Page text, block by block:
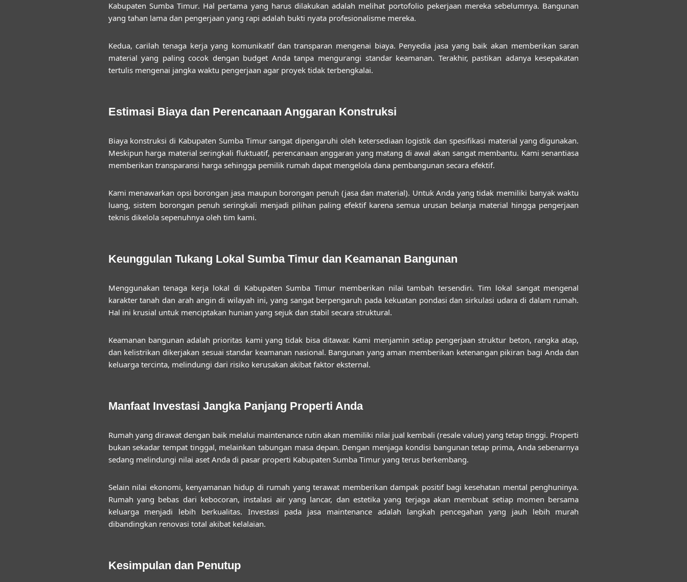
Kabupaten Sumba Timur. Hal pertama yang harus dilakukan adalah melihat portofolio pekerjaan mereka sebelumnya. Bangunan
yang tahan lama dan pengerjaan yang rapi adalah bukti nyata profesionalisme mereka.
Kedua, carilah tenaga kerja yang komunikatif dan transparan mengenai biaya. Penyedia jasa yang baik akan memberikan saran
material yang paling cocok dengan budget Anda tanpa mengurangi standar keamanan. Terakhir, pastikan adanya kesepakatan
tertulis mengenai jangka waktu pengerjaan agar proyek tidak terbengkalai.
Estimasi Biaya dan Perencanaan Anggaran Konstruksi
Biaya konstruksi di Kabupaten Sumba Timur sangat dipengaruhi oleh ketersediaan logistik dan spesifikasi material yang digunakan.
Meskipun harga material seringkali fluktuatif, perencanaan anggaran yang matang di awal akan sangat membantu. Kami senantiasa
memberikan transparansi harga sehingga pemilik rumah dapat mengelola dana pembangunan secara efektif.
Kami menawarkan opsi borongan jasa maupun borongan penuh (jasa dan material). Untuk Anda yang tidak memiliki banyak waktu
luang, sistem borongan penuh seringkali menjadi pilihan paling efektif karena semua urusan belanja material hingga pengerjaan
teknis dikelola sepenuhnya oleh tim kami.
Keunggulan Tukang Lokal Sumba Timur dan Keamanan Bangunan
Menggunakan tenaga kerja lokal di Kabupaten Sumba Timur memberikan nilai tambah tersendiri. Tim lokal sangat mengenal
karakter tanah dan arah angin di wilayah ini, yang sangat berpengaruh pada kekuatan pondasi dan sirkulasi udara di dalam rumah.
Hal ini krusial untuk menciptakan hunian yang sejuk dan stabil secara struktural.
Keamanan bangunan adalah prioritas kami yang tidak bisa ditawar. Kami menjamin setiap pengerjaan struktur beton, rangka atap,
dan kelistrikan dikerjakan sesuai standar keamanan nasional. Bangunan yang aman memberikan ketenangan pikiran bagi Anda dan
keluarga tercinta, melindungi dari risiko kerusakan akibat faktor eksternal.
Manfaat Investasi Jangka Panjang Properti Anda
Rumah yang dirawat dengan baik melalui maintenance rutin akan memiliki nilai jual kembali (resale value) yang tetap tinggi. Properti
bukan sekadar tempat tinggal, melainkan tabungan masa depan. Dengan menjaga kondisi bangunan tetap prima, Anda sebenarnya
sedang melindungi nilai aset Anda di pasar properti Kabupaten Sumba Timur yang terus berkembang.
Selain nilai ekonomi, kenyamanan hidup di rumah yang terawat memberikan dampak positif bagi kesehatan mental penghuninya.
Rumah yang bebas dari kebocoran, instalasi air yang lancar, dan estetika yang terjaga akan membuat setiap momen bersama
keluarga menjadi lebih berkualitas. Investasi pada jasa maintenance adalah langkah pencegahan yang jauh lebih murah
dibandingkan renovasi total akibat kelalaian.
Kesimpulan dan Penutup